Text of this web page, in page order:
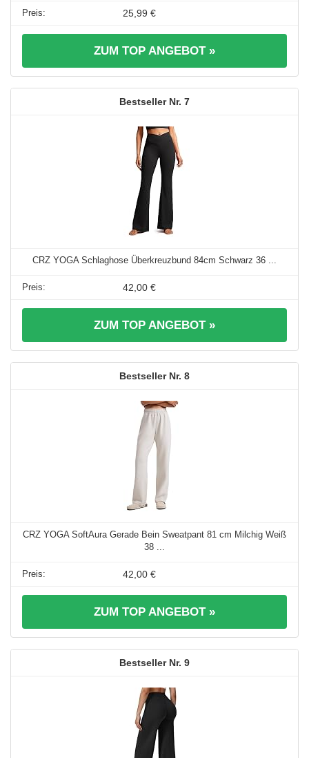
25,99 €
ZUM TOP ANGEBOT »
7
CRZ YOGA Schlaghose Überkreuzbund 84cm Schwarz 36 ...
42,00 €
ZUM TOP ANGEBOT »
8
CRZ YOGA SoftAura Gerade Bein Sweatpant 81 cm Milchig Weiß
38 ...
42,00 €
ZUM TOP ANGEBOT »
9